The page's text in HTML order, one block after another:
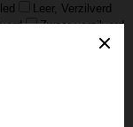
Leer, Verzilverd
Zwaar verzilverd